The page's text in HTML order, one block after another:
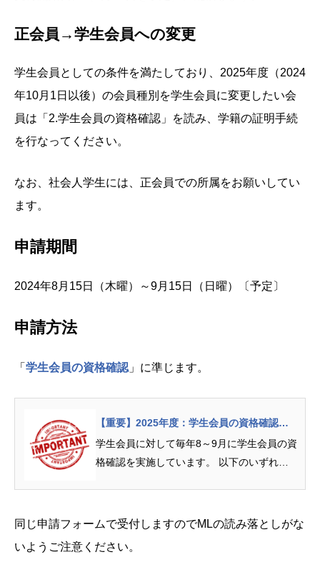
正会員→学生会員への変更
学生会員としての条件を満たしており、2025年度（2024
年10月1日以後）の会員種別を学生会員に変更したい会
員は「2.学生会員の資格確認」を読み、学籍の証明手続
を行なってください。
なお、社会人学生には、正会員での所属をお願いしてい
ます。
申請期間
2024年8月15日（木曜）～9月15日（日曜）〔予定〕
申請方法
「 学生会員の資格確認 」に準じます。
【重要】2025年度：学生会員の資格確認手
続き（9月15日締切）
学生会員に対して毎年8～9月に学生会員の資
格確認を実施しています。 以下のいずれか
同じ申請フォームで受付しますのでMLの読み落としがな
いようご注意ください。